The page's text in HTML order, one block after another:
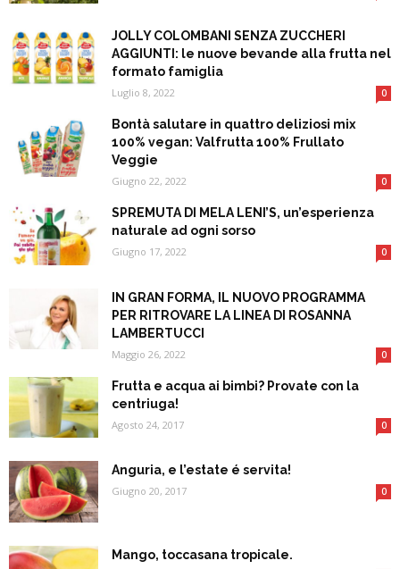
JOLLY COLOMBANI SENZA ZUCCHERI
AGGIUNTI: le nuove bevande alla frutta nel
formato famiglia
Luglio 8, 2022 0
Bontà salutare in quattro deliziosi mix
100% vegan: Valfrutta 100% Frullato
Veggie
Giugno 22, 2022 0
SPREMUTA DI MELA LENI’S, un’esperienza
naturale ad ogni sorso
Giugno 17, 2022 0
IN GRAN FORMA, IL NUOVO PROGRAMMA
PER RITROVARE LA LINEA DI ROSANNA
LAMBERTUCCI
Maggio 26, 2022 0
Frutta e acqua ai bimbi? Provate con la
centriuga!
Agosto 24, 2017 0
Anguria, e l’estate é servita!
Giugno 20, 2017 0
Mango, toccasana tropicale.